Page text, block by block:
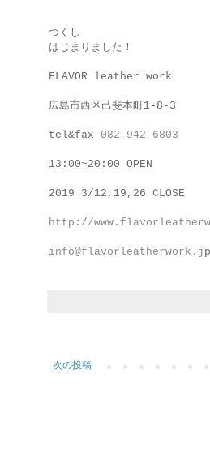
つくし
はじまりました！
FLAVOR leather work
広島市西区己斐本町1-8-3
tel&fax 082-942-6803
13:00~20:00 OPEN
2019 3/12,19,26 CLOSE
http://
info@flavorleatherwork.j p
次の投稿